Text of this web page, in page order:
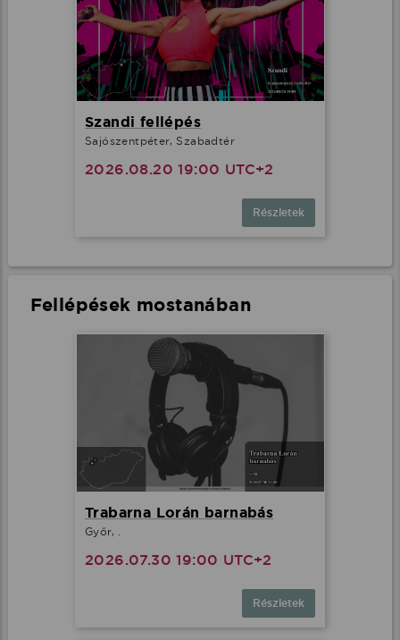
Szandi fellépés
Sajószentpéter, Szabadtér
2026.08.20 19:00 UTC+2
Részletek
Fellépések mostanában
Trabarna Lorán barnabás
Győr, .
2026.07.30 19:00 UTC+2
Részletek